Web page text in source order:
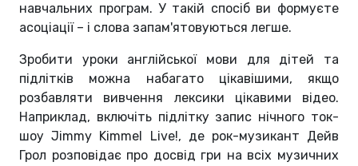
навчальних програм. У такій спосіб ви формуєте
асоціації – і слова запам'ятовуються легше.
Зробити уроки англійської мови для дітей та
підлітків можна набагато цікавішими, якщо
розбавляти вивчення лексики цікавими відео.
Наприклад, включіть підлітку запис нічного ток-
шоу Jimmy Kimmel Live!, де рок-музикант Дейв
Грол розповідає про досвід гри на всіх музичних